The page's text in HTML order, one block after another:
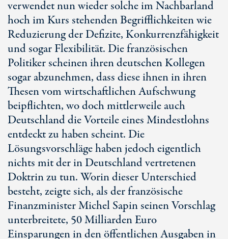
verwendet nun wieder solche im Nachbarland
hoch im Kurs stehenden Begrifflichkeiten wie
Reduzierung der Defizite, Konkurrenzfähigkeit
und sogar Flexibilität. Die französischen
Politiker scheinen ihren deutschen Kollegen
sogar abzunehmen, dass diese ihnen in ihren
Thesen vom wirtschaftlichen Aufschwung
beipflichten, wo doch mittlerweile auch
Deutschland die Vorteile eines Mindestlohns
entdeckt zu haben scheint. Die
Lösungsvorschläge haben jedoch eigentlich
nichts mit der in Deutschland vertretenen
Doktrin zu tun. Worin dieser Unterschied
besteht, zeigte sich, als der französische
Finanzminister Michel Sapin seinen Vorschlag
unterbreitete, 50 Milliarden Euro
Einsparungen in den öffentlichen Ausgaben in